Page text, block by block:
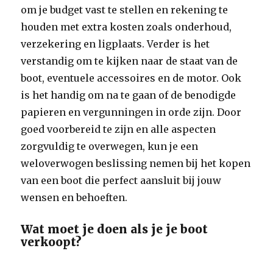
om je budget vast te stellen en rekening te
houden met extra kosten zoals onderhoud,
verzekering en ligplaats. Verder is het
verstandig om te kijken naar de staat van de
boot, eventuele accessoires en de motor. Ook
is het handig om na te gaan of de benodigde
papieren en vergunningen in orde zijn. Door
goed voorbereid te zijn en alle aspecten
zorgvuldig te overwegen, kun je een
weloverwogen beslissing nemen bij het kopen
van een boot die perfect aansluit bij jouw
wensen en behoeften.
Wat moet je doen als je je boot
verkoopt?